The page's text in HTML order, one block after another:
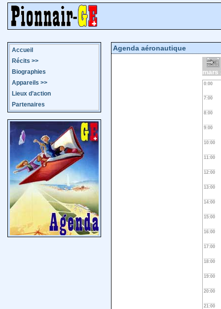
Accueil
Récits >>
Biographies
Appareils >>
Lieux d’action
Partenaires
Agenda aéronautique
mars
0:00
7:00
8:00
9:00
10:00
11:00
12:00
13:00
14:00
15:00
16:00
17:00
18:00
19:00
20:00
21:00